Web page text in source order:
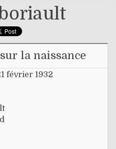
la naissance
février 1932